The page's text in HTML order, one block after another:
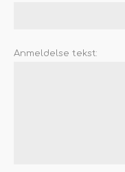
Anmeldelse tekst: